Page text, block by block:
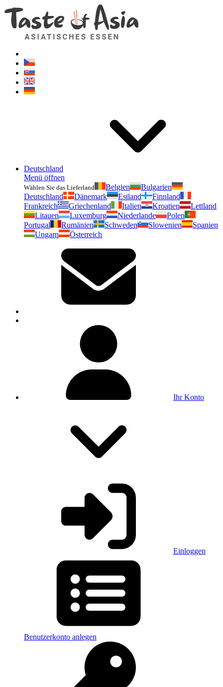
Deutschland
Menü öffnen
Wählen Sie das Lieferland Belgien
Bulgarien
Deutschland
Dänemark Estland
Finnland
Frankreich
Griechenland Italien Kroatien
Lettland
Litauen
Luxemburg Niederlande
Polen
Portugal
Rumänien Schweden Slowenien
Spanien
Ungarn
Österreich
Ihr Konto
Einloggen
Benutzerkonto anlegen
Geschmackvonasien.de
Zögern Sie nicht zu fragen. Ich bin für Sie da!